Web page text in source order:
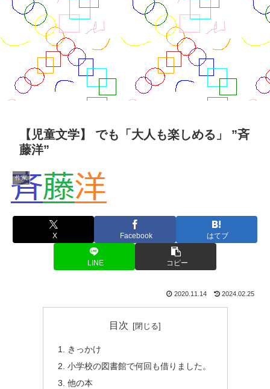
【児童文学】 でも「大人も楽しめる」 ”斉
藤洋”
作家
X Facebook はてブ
LINE コピー
2020.11.14 2024.02.25
目次
きっかけ
小学校の図書館で何回も借りました。
他の本